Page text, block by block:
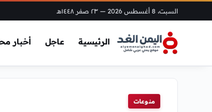
السبت، 8 أغسطس 2026 — ٢٣ صفر ١٤٤٨هـ
الرئيسية عاجل أخبار
منوعات